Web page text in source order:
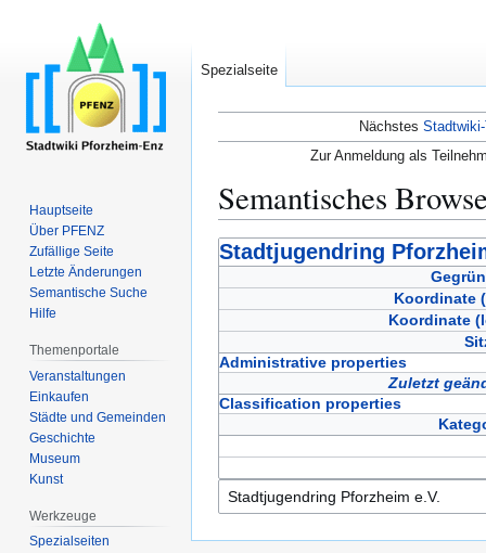
Nächstes
Zur Anmeldung als
Semantisches
Zur
Navigation
Zur
Suche
Stadtjugendring
Koordinate
Koordinate
Administrative properties
Zuletzt
Classification properties
Spezialseite
Hauptseite
Über PFENZ
Zufällige Seite
Letzte Änderungen
Semantische Suche
Hilfe
Themenportale
Veranstaltungen
Einkaufen
Städte und Gemeinden
Geschichte
Museum
Kunst
Werkzeuge
Spezialseiten